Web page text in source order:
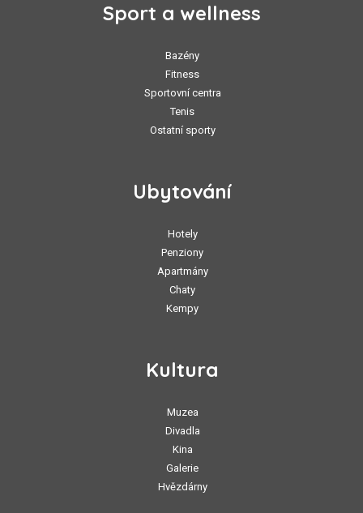
Sport a wellness
Bazény
Fitness
Sportovní centra
Tenis
Ostatní sporty
Ubytování
Hotely
Penziony
Apartmány
Chaty
Kempy
Kultura
Muzea
Divadla
Kina
Galerie
Hvězdárny